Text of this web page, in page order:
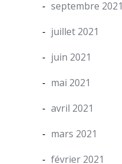
septembre 2021
juillet 2021
juin 2021
mai 2021
avril 2021
mars 2021
février 2021